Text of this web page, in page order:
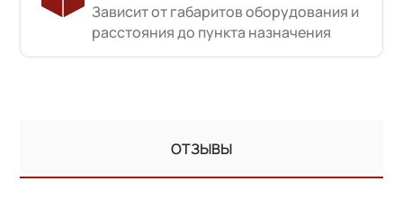
Зависит от габаритов оборудования и
расстояния до пункта назначения
ОТЗЫВЫ